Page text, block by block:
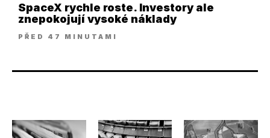
SpaceX rychle roste. Investory ale
znepokojují vysoké náklady
PŘED 47 MINUTAMI